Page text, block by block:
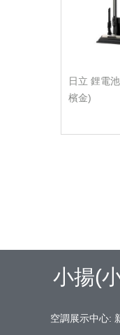
日立 鋰電
檳金)
小揚(
空調展示中心: